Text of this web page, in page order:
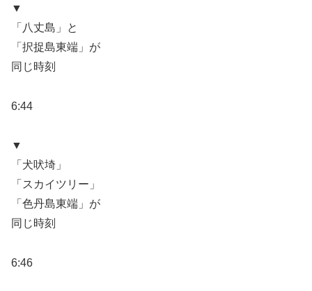
▼
「八丈島」と
「択捉島東端」が
同じ時刻
6:44
▼
「犬吠埼」
「スカイツリー」
「色丹島東端」が
同じ時刻
6:46